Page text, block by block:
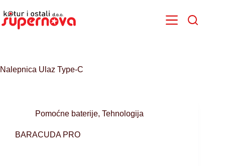
to
content
Nalepnica Ulaz Type-C
Pomoćne baterije, Tehnologija
BARACUDA PRO